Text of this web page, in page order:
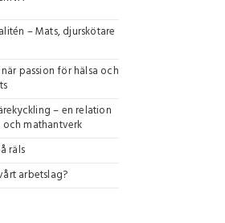
– Mats, djurskötare
passion för hälsa och
– en relation
mathantverk
räls
arbetslag?